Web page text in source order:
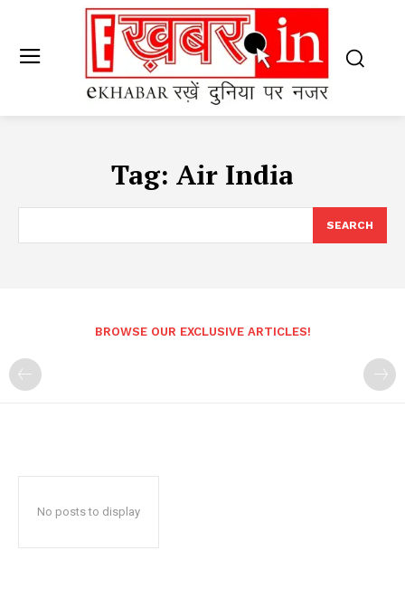
Tag: Air India
SEARCH
BROWSE OUR EXCLUSIVE ARTICLES!
No posts to display